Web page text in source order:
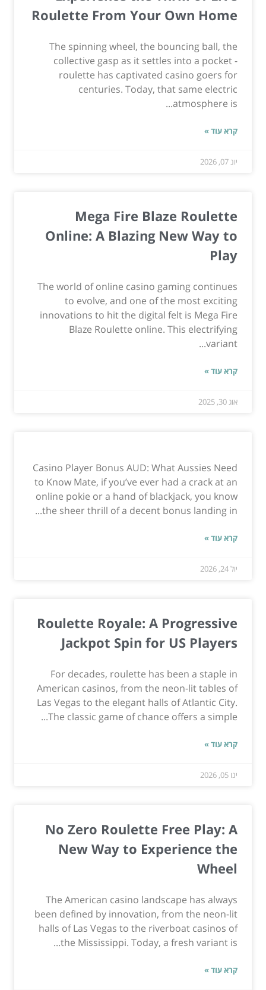
Roulette From Your Own Home
The spinning wheel, the bouncing ball, the
collective gasp as it settles into a pocket -
roulette has captivated casino goers for
centuries. Today, that same electric
atmosphere is...
קרא עוד »
יונ 07, 2026
Mega Fire Blaze Roulette
Online: A Blazing New Way to
Play
The world of online casino gaming continues
to evolve, and one of the most exciting
innovations to hit the digital felt is Mega Fire
Blaze Roulette online. This electrifying
variant...
קרא עוד »
אוג 30, 2025
Casino Player Bonus AUD: What Aussies Need
to Know Mate, if you’ve ever had a crack at an
online pokie or a hand of blackjack, you know
the sheer thrill of a decent bonus landing in...
קרא עוד »
יול 24, 2026
Roulette Royale: A Progressive
Jackpot Spin for US Players
For decades, roulette has been a staple in
American casinos, from the neon-lit tables of
Las Vegas to the elegant halls of Atlantic City.
The classic game of chance offers a simple...
קרא עוד »
ינו 05, 2026
No Zero Roulette Free Play: A
New Way to Experience the
Wheel
The American casino landscape has always
been defined by innovation, from the neon-lit
halls of Las Vegas to the riverboat casinos of
the Mississippi. Today, a fresh variant is...
קרא עוד »